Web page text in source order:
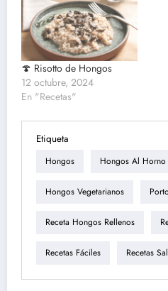
🍄 Risotto de Hongos
12 octubre, 2024
En "Recetas"
Etiqueta
Hongos Hongos Al Horno
Hongos Vegetarianos
Receta Hongos Rellenos
Recetas Fáciles Recetas